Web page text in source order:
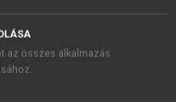
szabályok
alakban történő
az összes alkalmazás